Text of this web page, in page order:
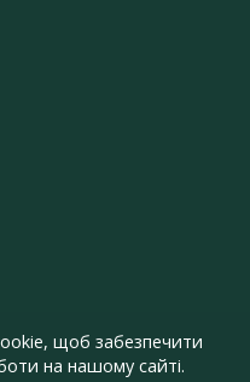
щоб забезпечити
на нашому сайті.